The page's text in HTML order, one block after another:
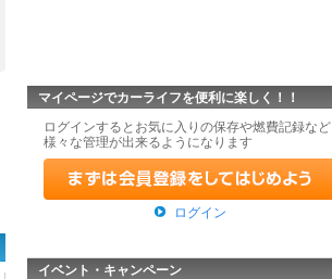
マイページでカーライフを便利に楽しく！！
ログインするとお気に入りの保存や燃費記録など
様々な管理が出来るようになります
ログイン
イベント・キャンペーン